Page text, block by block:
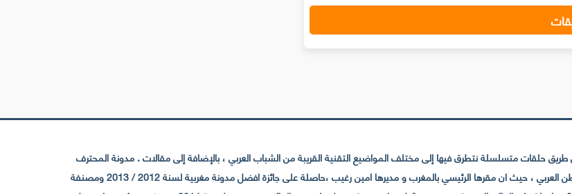
حلقات متسلسلة نتطرق فيها إلى مختلف المواضيع التقنية القريبة من الشباب العربي ، بالإضافة إلى مقالات . مدونة المحترف
تأسست سنة 2009 حيث تستقطب الآن عدد كبير من الزوار من كافة ربوع الوطن العربي ، حيث ان مقرها الرئيسي بالمغرب و مديرها امين رغيب ،حاصلة على جائزة افضل مدونة مغربية لسنة 2012 / 2013 ومصنفة